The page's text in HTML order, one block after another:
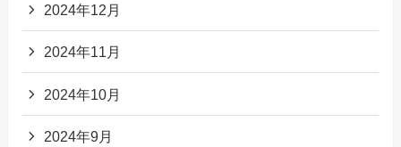
2024年12月
2024年11月
2024年10月
2024年9月